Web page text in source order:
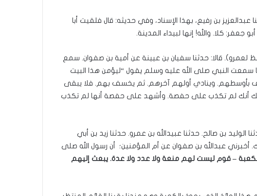
عبدالعزيز بن رفيع، بهذا الإسناد، وفي حديثه: قال فلقيت أبا
جعفر: كلا. والله! إنها لبيداء المدينة.
لعمرو). قالا: حدثنا سفيان بن عيينة عن أمية بن صفوان. سمع
سمعت النبي صلى الله عليه وسلم يقول “ليؤمن هذا البيت
بأوسطهم. وينادي أولهم آخرهم. ثم يخسف بهم. فلا يبقى
أنك لم تكذب على حفصة. وأشهد على حفصة أنها لم تكذب
الوليد بن صالح. حدثنا عبيدالله بن عمرو. حدثنا زيد بن أبي
عبدالله بن صفوان عن أم المؤمنين؛ أن رسول الله صلى
– قوم ليست لهم منعة ولا عدد ولا عدة. يبعث إليهم